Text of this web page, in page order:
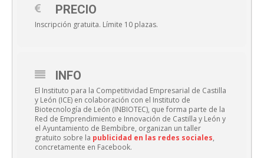
PRECIO
Inscripción gratuita. Límite 10 plazas.
INFO
El Instituto para la Competitividad Empresarial de Castilla
y León (ICE) en colaboración con el Instituto de
Biotecnología de León (INBIOTEC), que forma parte de la
Red de Emprendimiento e Innovación de Castilla y León y
el Ayuntamiento de Bembibre, organizan un taller
gratuito sobre la publicidad en las redes sociales,
concretamente en Facebook.